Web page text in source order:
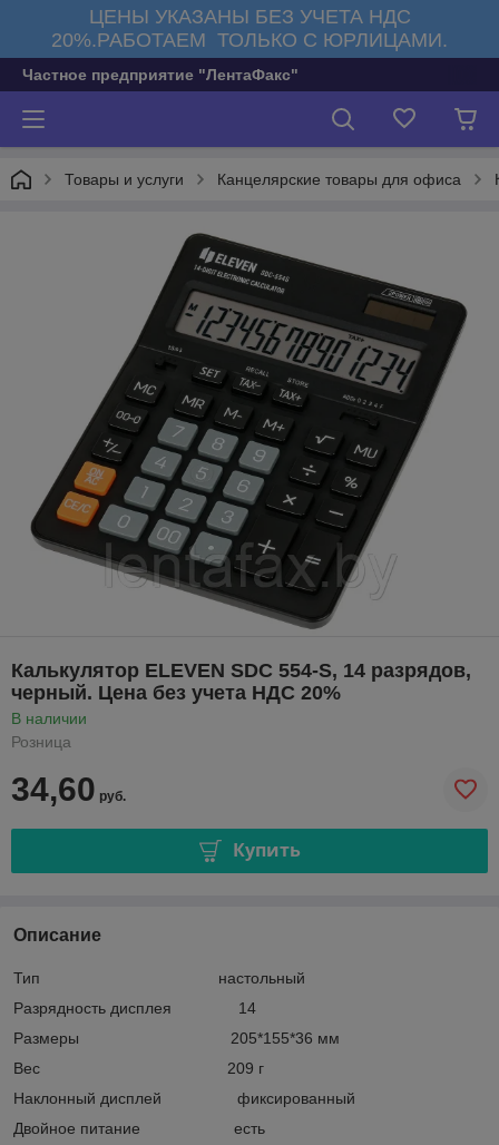
ЦЕНЫ УКАЗАНЫ БЕЗ УЧЕТА НДС
20%.РАБОТАЕМ ТОЛЬКО С ЮРЛИЦАМИ.
Частное предприятие "ЛентаФакс"
Товары и услуги Канцелярские товары для офиса
Калькулятор ELEVEN SDC 554-S, 14 разрядов,
черный. Цена без учета НДС 20%
В наличии
Розница
34,60 руб.
Купить
Описание
Тип настольный
Разрядность дисплея 14
Размеры 205*155*36 мм
Вес 209 г
Наклонный дисплей фиксированный
Двойное питание есть